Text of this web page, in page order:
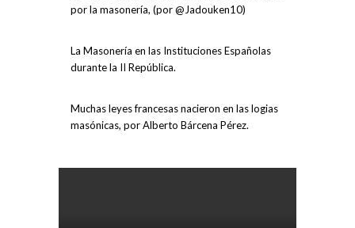
por la masonería, (por @Jadouken10)
La Masonería en las Instituciones Españolas
durante la II República.
Muchas leyes francesas nacieron en las logias
masónicas, por Alberto Bárcena Pérez.